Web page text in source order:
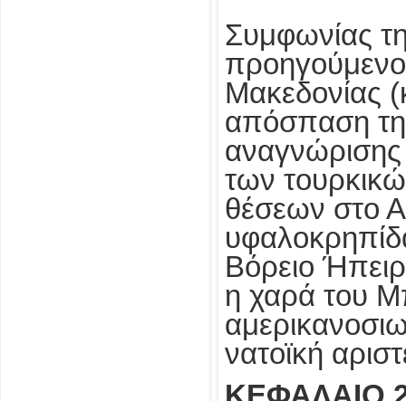
Συμφωνίας
Μακεδονίας
απόσπαση
των
θέσεων στο
Βόρειο
η χαρά του
νατοϊκή